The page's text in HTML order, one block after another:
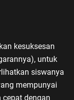
kesuksesan
untuk
siswanya
mempunyai
dengan